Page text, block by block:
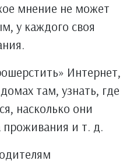
мнение не может
у каждого своя
Интернет,
там, узнать, где
насколько они
и т. д.